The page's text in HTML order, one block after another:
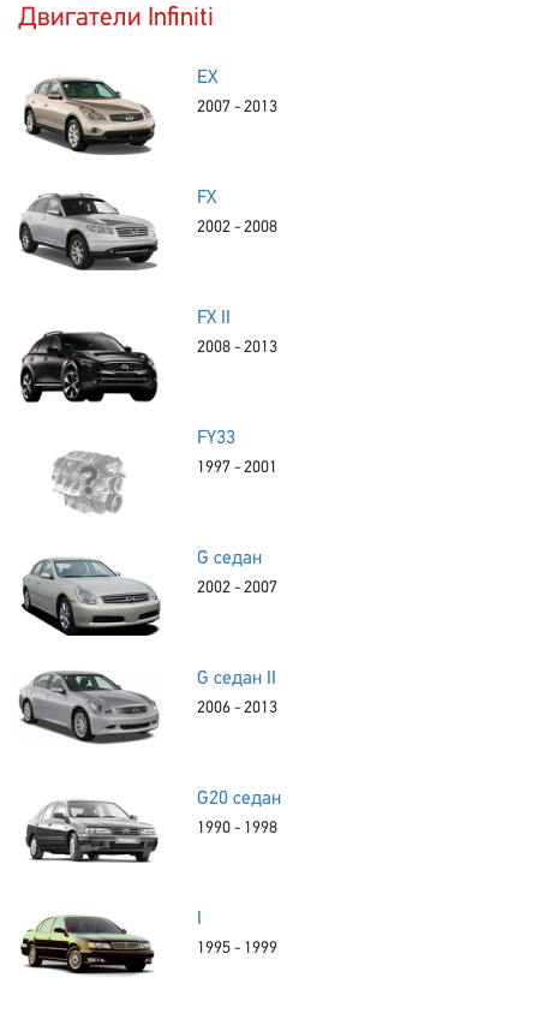
Двигатели Infiniti
EX
2007 - 2013
FX
2002 - 2008
FX II
2008 - 2013
FY33
1997 - 2001
G седан
2002 - 2007
G седан II
2006 - 2013
G20 седан
1990 - 1998
1995 - 1999